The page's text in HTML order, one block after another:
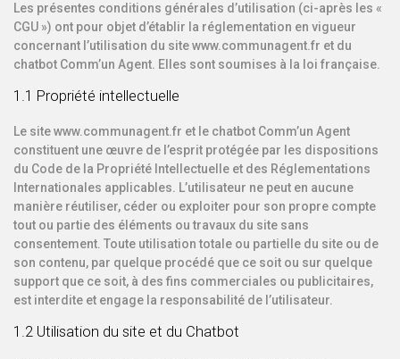
Les présentes conditions générales d’utilisation (ci-après les «
CGU ») ont pour objet d’établir la réglementation en vigueur
concernant l’utilisation du site www.communagent.fr et du
chatbot Comm’un Agent. Elles sont soumises à la loi française.
1.1 Propriété intellectuelle
Le site www.communagent.fr et le chatbot Comm’un Agent
constituent une œuvre de l’esprit protégée par les dispositions
du Code de la Propriété Intellectuelle et des Réglementations
Internationales applicables. L’utilisateur ne peut en aucune
manière réutiliser, céder ou exploiter pour son propre compte
tout ou partie des éléments ou travaux du site sans
consentement. Toute utilisation totale ou partielle du site ou de
son contenu, par quelque procédé que ce soit ou sur quelque
support que ce soit, à des fins commerciales ou publicitaires,
est interdite et engage la responsabilité de l’utilisateur.
1.2 Utilisation du site et du Chatbot